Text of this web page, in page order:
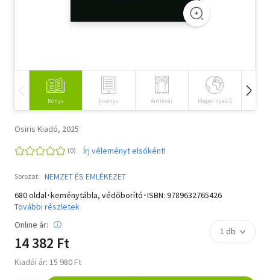
Társadalomtudomány
Történelem
Könyv E-könyv Antikvár Idegen nyelvű
Osiris Kiadó, 2025
Írj véleményt elsőként!
Sorozat: NEMZET ÉS EMLÉKEZET
680 oldal･keménytábla, védőborító･ISBN: 9789632765426
További részletek
Online ár:
14 382 Ft
Kiadói ár: 15 980 Ft